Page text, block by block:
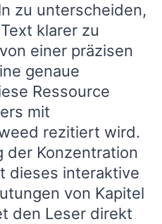
zu unterscheiden,
klarer zu
einer präzisen
genaue
Ressource
mit
rezitiert wird.
der Konzentration
dieses interaktive
von Kapitel
den Leser direkt